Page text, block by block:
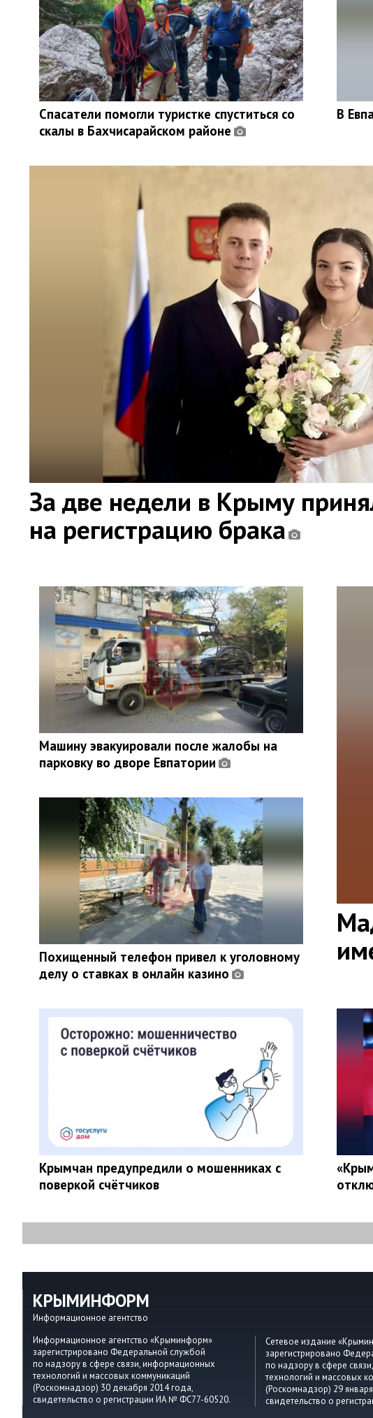
Спасатели помогли туристке спуститься со
скалы в Бахчисарайском районе
В
За две недели в Крыму
на регистрацию брака
Машину эвакуировали после жалобы на
парковку во дворе Евпатории
Похищенный телефон привел к уголовному
делу о ставках в онлайн казино
Крымчан предупредили о мошенниках с
поверкой счётчиков
КРЫМИНФОРМ
Информационное агентство
Информационное агентство «Крыминформ»
зарегистрировано Федеральной службой
по надзору в сфере связи, информационных
технологий и массовых коммуникаций
(Роскомнадзор) 30 декабря 2014 года,
свидетельство о регистрации ИА № ФС77-60520.
Сетевое издание
зарегистрировано
по надзору в сфере
технологий и массовых
(Роскомнадзор) 29
свидетельство о